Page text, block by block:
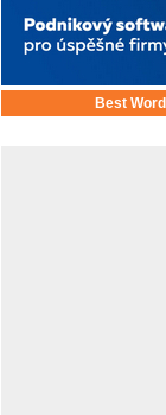
Best